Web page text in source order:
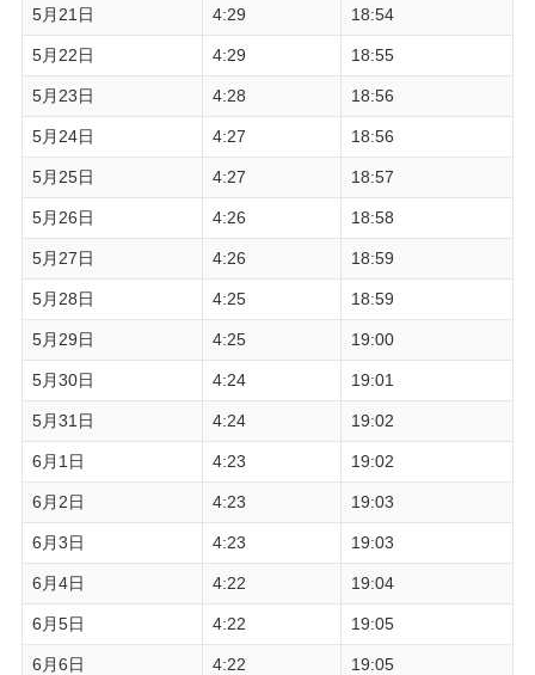
5月21日 4:29 18:54
5月22日 4:29 18:55
5月23日 4:28 18:56
5月24日 4:27 18:56
5月25日 4:27 18:57
5月26日 4:26 18:58
5月27日 4:26 18:59
5月28日 4:25 18:59
5月29日 4:25 19:00
5月30日 4:24 19:01
5月31日 4:24 19:02
6月1日 4:23 19:02
6月2日 4:23 19:03
6月3日 4:23 19:03
6月4日 4:22 19:04
6月5日 4:22 19:05
6月6日 4:22 19:05